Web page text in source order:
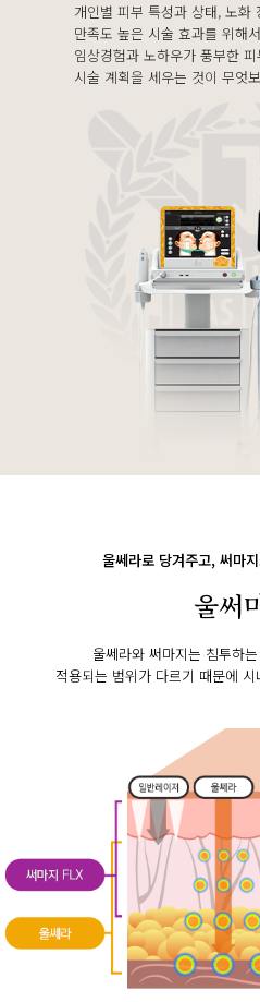
개인별 피부 특성과 상태, 노화
만족도 높은 시술 효과를 위해
임상경험과 노하우가 풍부한
시술 계획을 세우는 것이 무엇
울쎄라로 당겨주고, 써마지
울써
울쎄라와 써마지는 침투하
적용되는 범위가 다르기 때문에